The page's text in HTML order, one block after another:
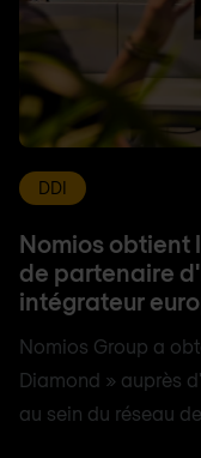
DDI
Nomios obtient
de partenaire
intégrateur
Nomios Group a
Diamond » auprès
au sein du réseau